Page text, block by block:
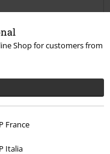
Shop for customers from
France
Italia
5
5